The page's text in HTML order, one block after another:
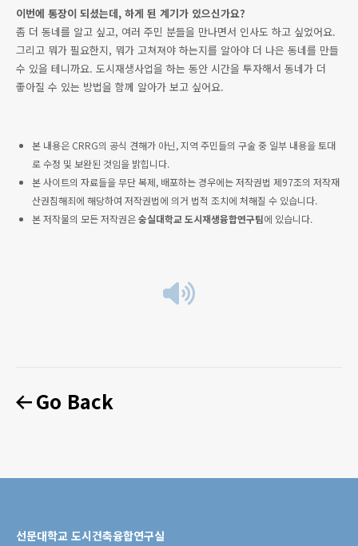
이번에 통장이 되셨는데, 하게 된 계기가 있으신가요?
좀 더 동네를 알고 싶고, 여러 주민 분들을 만나면서 인사도 하고 싶었어요.
그리고 뭐가 필요한지, 뭐가 고쳐져야 하는지를 알아야 더 나은 동네를 만들
수 있을 테니까요. 도시재생사업을 하는 동안 시간을 투자해서 동네가 더
좋아질 수 있는 방법을 함께 알아가 보고 싶어요.
본 내용은 CRRG의 공식 견해가 아닌, 지역 주민들의 구술 중 일부 내용을 토대
로 수정 및 보완된 것임을 밝힙니다.
본 사이트의 자료들을 무단 복제, 배포하는 경우에는 저작권법 제97조의 저작재
산권침해죄에 해당하여 저작권법에 의거 법적 조치에 처해질 수 있습니다.
본 저작물의 모든 저작권은숭실대학교 도시재생융합연구팀에 있습니다.
Go Back
선문대학교 도시건축융합연구실